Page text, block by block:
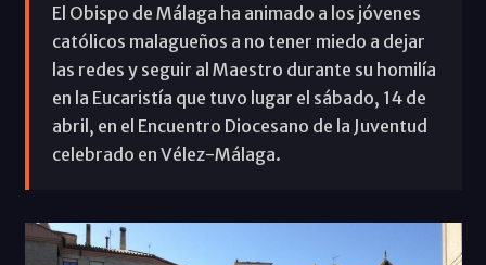
El Obispo de Málaga ha animado a los jóvenes
católicos malagueños a no tener miedo a dejar
las redes y seguir al Maestro durante su homilía
en la Eucaristía que tuvo lugar el sábado, 14 de
abril, en el Encuentro Diocesano de la Juventud
celebrado en Vélez-Málaga.